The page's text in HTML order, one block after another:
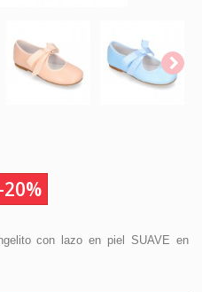
-20%
con lazo en piel SUAVE en